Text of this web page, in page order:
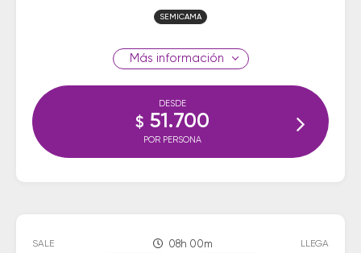
SEMICAMA
información
DESDE
$ 51.700
POR PERSONA
SALE 08h 00m LLEGA